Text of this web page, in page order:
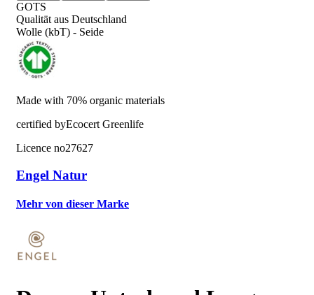
GOTS
Qualität aus Deutschland
Wolle (kbT) - Seide
Made with 70% organic materials
certified byEcocert Greenlife
Licence no27627
Engel Natur
Mehr von dieser Marke